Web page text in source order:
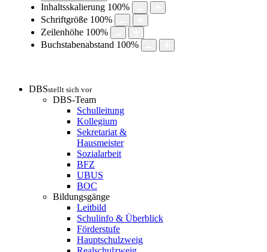
Inhaltsskalierung 100%
Schriftgröße 100%
Zeilenhöhe 100%
Buchstabenabstand 100%
DBSstellt sich vor
DBS-Team
Schulleitung
Kollegium
Sekretariat &
Hausmeister
Sozialarbeit
BFZ
UBUS
BOC
Bildungsgänge
Leitbild
Schulinfo & Überblick
Förderstufe
Hauptschulzweig